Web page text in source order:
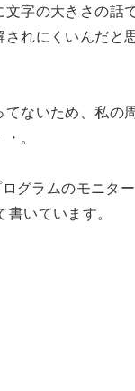
文字の大きさの話
されにくいんだと
てないため、私の
。
グラムのモニタ
いています。